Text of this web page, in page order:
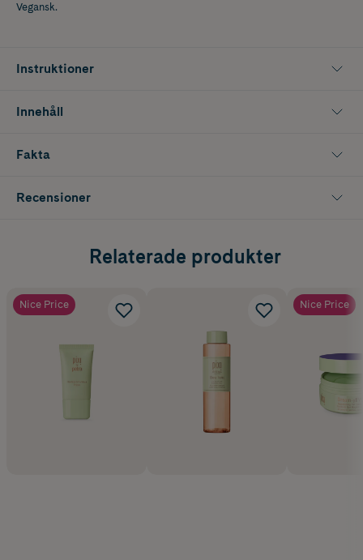
Vegansk.
Instruktioner
Innehåll
Fakta
Recensioner
Relaterade produkter
Nice Price Nice Price